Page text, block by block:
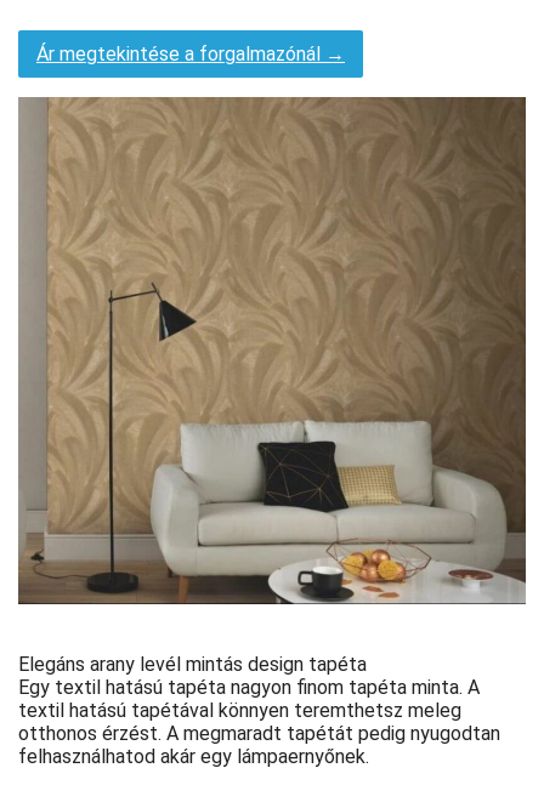
Ár megtekintése a forgalmazónál →
Elegáns arany levél mintás design tapéta
Egy textil hatású tapéta nagyon finom tapéta minta. A
textil hatású tapétával könnyen teremthetsz meleg
otthonos érzést. A megmaradt tapétát pedig nyugodtan
felhasználhatod akár egy lámpaernyőnek.